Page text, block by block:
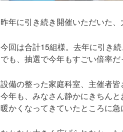
昨年に引き続き開催いただいた、
今回は合計15組様。去年に引き
でも、抽選で今年もすごい倍率だ
設備の整った家庭科室、主催者
今年も、みなさん静かにきちん
暖かくなってきていたところに